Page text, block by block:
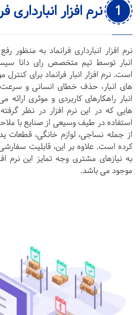
1 نرم افزار انبارداری
نرم افزار انبارداری فرانماد به
انبار توسط تیم متخصص رای دانا
است. نرم افزار انبار فرانماد برای کنترل
های انبار، حذف خطای انسانی و
انبار راهکارهای کاربردی و موثری
هایی که در این نرم افزار در نظر
استفاده در طیف وسیعی از صنایع با
از جمله نساجی، لوازم خانگی،
کرده است. علاوه بر این، قابلیت
به نیازهای مشتری وجه تمایز این نرم
موجود می باشد.